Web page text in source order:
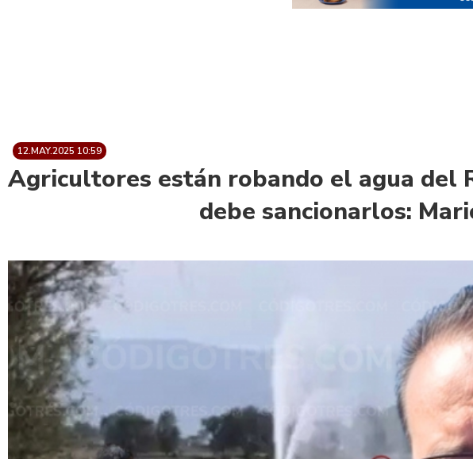
12.MAY.2025 10:59
Agricultores están robando el agua del
debe sancionarlos: